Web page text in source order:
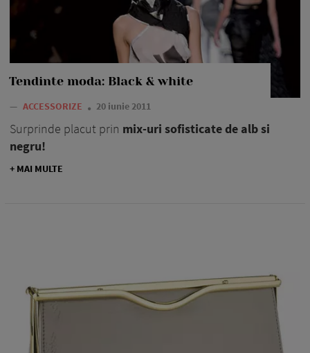
Tendinte moda: Black & white
— ACCESSORIZE 20 iunie 2011
Surprinde placut prin mix-uri sofisticate de alb si
negru!
+ MAI MULTE